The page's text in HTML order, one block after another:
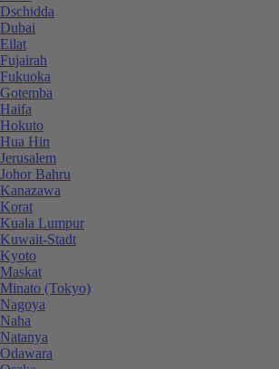
Dschidda
Dubai
Eilat
Fujairah
Fukuoka
Gotemba
Haifa
Hokuto
Hua Hin
Jerusalem
Johor Bahru
Kanazawa
Korat
Kuala Lumpur
Kuwait-Stadt
Kyoto
Maskat
Minato (Tokyo)
Nagoya
Naha
Natanya
Odawara